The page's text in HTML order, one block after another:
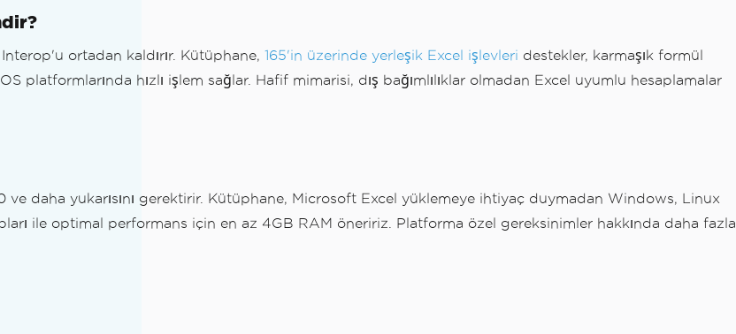
ortadan kaldırır. Kütüphane, 165'in üzerinde yerleşik Excel işlevleri destekler, karmaşık formül
platformlarında hızlı işlem sağlar. Hafif mimarisi, dış bağımlılıklar olmadan Excel uyumlu hesaplamalar
daha yukarısını gerektirir. Kütüphane, Microsoft Excel yüklemeye ihtiyaç duymadan Windows, Linux
ile optimal performans için en az 4GB RAM öneririz. Platforma özel gereksinimler hakkında daha fazla